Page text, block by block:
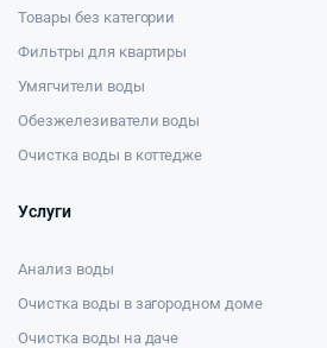
Товары без категории
Фильтры для квартиры
Умягчители воды
Обезжелезиватели воды
Очистка воды в коттедже
Услуги
Анализ воды
Очистка воды в загородном доме
Очистка воды на даче